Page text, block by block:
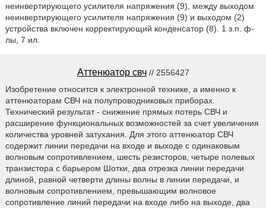
неинвертирующего усилителя напряжения (9), между выходом
неинвертирующего усилителя напряжения (9) и выходом (2)
устройства включен корректирующий конденсатор (8). 1 з.п. ф-
лы, 7 ил.
Аттенюатор свч // 2556427
Изобретение относится к электронной технике, а именно к
аттенюаторам СВЧ на полупроводниковых приборах.
Технический результат - снижение прямых потерь СВЧ и
расширение функциональных возможностей за счет увеличения
количества уровней затухания. Для этого аттенюатор СВЧ
содержит линии передачи на входе и выходе с одинаковым
волновым сопротивлением, шесть резисторов, четыре полевых
транзистора с барьером Шотки, два отрезка линии передачи
длиной, равной четверти длины волны в линии передачи, и
волновым сопротивлением, превышающим волновое
сопротивление линий передачи на входе либо на выходе, два